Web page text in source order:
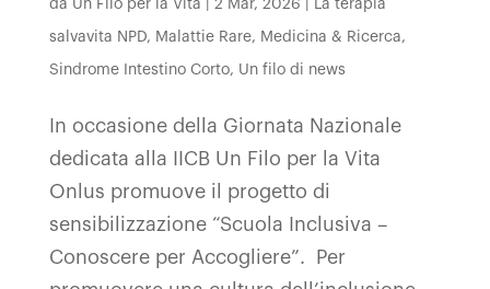
da Un Filo per la Vita 2 Mar, 2026 La terapia
salvavita NPD, Malattie Rare, Medicina & Ricerca,
Sindrome Intestino Corto, Un filo di news
In occasione della Giornata Nazionale
dedicata alla IICB Un Filo per la Vita
Onlus promuove il progetto di
sensibilizzazione “Scuola Inclusiva –
Conoscere per Accogliere”. Per